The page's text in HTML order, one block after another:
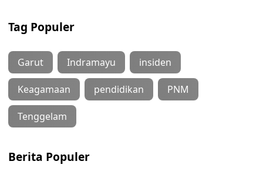
Tag Populer
Garut Indramayu insiden
Keagamaan pendidikan PNM
Tenggelam
Berita Populer